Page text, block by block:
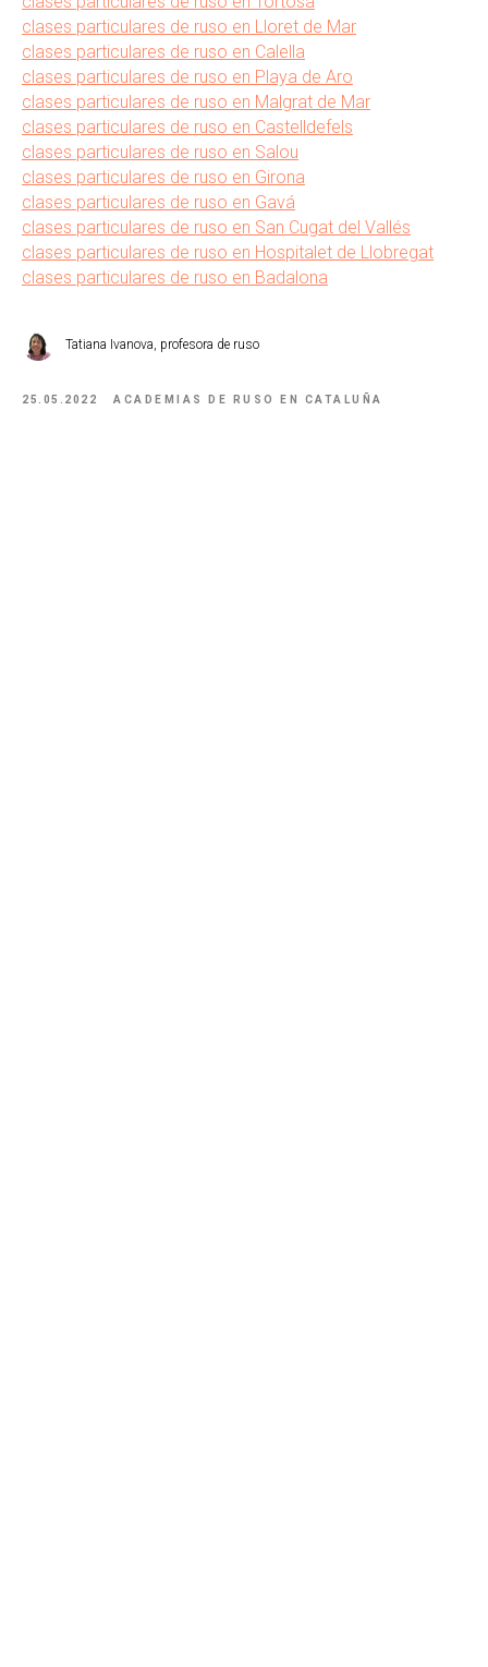
clases particulares de ruso en Lloret de Mar
clases particulares de ruso en Calella
clases particulares de ruso en Playa de Aro
clases particulares de ruso en Malgrat de Mar
clases particulares de ruso en Castelldefels
clases particulares de ruso en Salou
clases particulares de ruso en Girona
clases particulares de ruso en Gavá
clases particulares de ruso en San Cugat del Vallés
clases particulares de ruso en Hospitalet de Llobregat
clases particulares de ruso en Badalona
Tatiana Ivanova, profesora de ruso
25.05.2022 ACADEMIAS DE RUSO EN CATALUÑA